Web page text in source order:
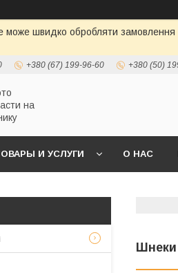
може швидко обробляти замовлення
+380 (67) 199-96-60 +380 (50)
на
И УСЛУГИ О НАС